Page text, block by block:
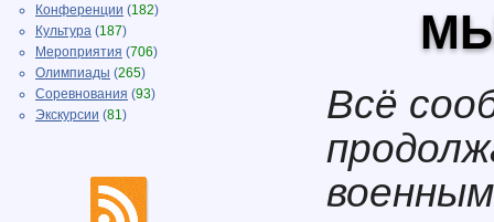
Конференции (182)
Культура (187)
Мероприятия (706)
Олимпиады (265)
Соревнования (93)
Экскурсии (81)
Всё